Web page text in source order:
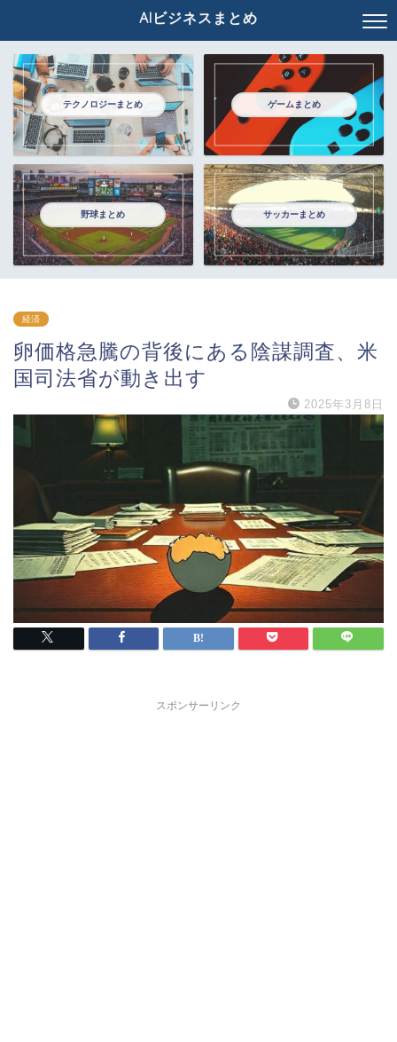
AIビジネスまとめ
テクノロジーまとめ ゲームまとめ
野球まとめ サッカーまとめ
経済
卵価格急騰の背後にある陰謀調査、米
国司法省が動き出す
2025年3月8日
スポンサーリンク